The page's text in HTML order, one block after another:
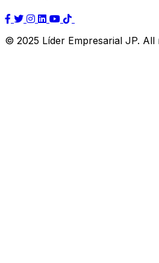
© 2025 Líder Empresarial JP. All